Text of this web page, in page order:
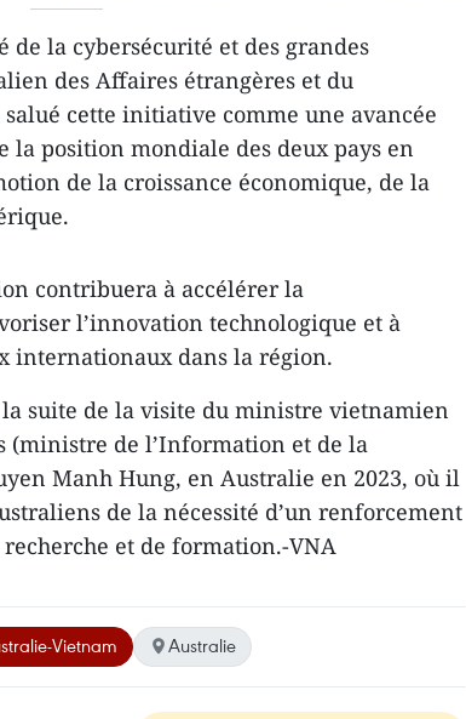
de la cybersécurité et des grandes
des Affaires étrangères et du
cette initiative comme une avancée
position mondiale des deux pays en
de la croissance économique, de la
contribuera à accélérer la
l’innovation technologique et à
internationaux dans la région.
suite de la visite du ministre vietnamien
(ministre de l’Information et de la
Manh Hung, en Australie en 2023, où il
de la nécessité d’un renforcement
et de formation.-VNA
Vietnam Australie